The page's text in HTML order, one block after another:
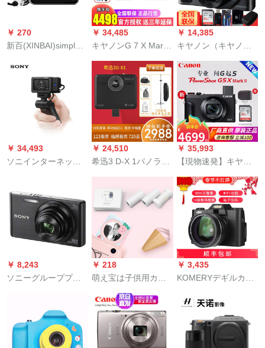
生日クリスティゼミ2
用Nano Sコースト3
不动产版/モバイルブ
ロカソーポト
￥ 270
新百(XINBAI)simple
ばんざいの何度も防
水カメラ撮影学生に
ぴったり-魅力黒
￥ 34,485
キヤノンG 7 X Mark
ルVlog美顔ビデオカ
ラG 7 X 3黒公式標準
￥ 14,385
キヤノン（キヤノ
HSデビルメル2020万
画素25倍光学ズム32
Gパン電池を配合し、
全国共通保証
￥ 34,493
ソニインターネット
タルカメラ4 K Vlogビ
デオ自撮りコントロ
ーラセット（RX
02/RX 0 M 2三防胴体
￥ 24,510
希迅3 D-X 1パノラカ
仲介パノラメビム58
安居客臨感指定モバ
イルマイネー8 K超高
画质720度撮影希迅3
D-XIメラ123看室
￥ 35,993
【現物速発】キヤノ
レンデタルカーメラ
ードマーパワーショ
ットG 5 X Mark II公
式新品【嗅G起5】
￥ 8,243
ソニーグループプロ
用カーメンw 830黒
(32 Gカードバック電
池)セジットです。
￥ 218
萌え宝は子供用カメ
す。
￥ 3,435
KOMERYデギルカラ
倍4 Kビディオヴィジ
ョンジッ一目レフ学
生デジタルメーラ自
撮り无线伝输黒＋52